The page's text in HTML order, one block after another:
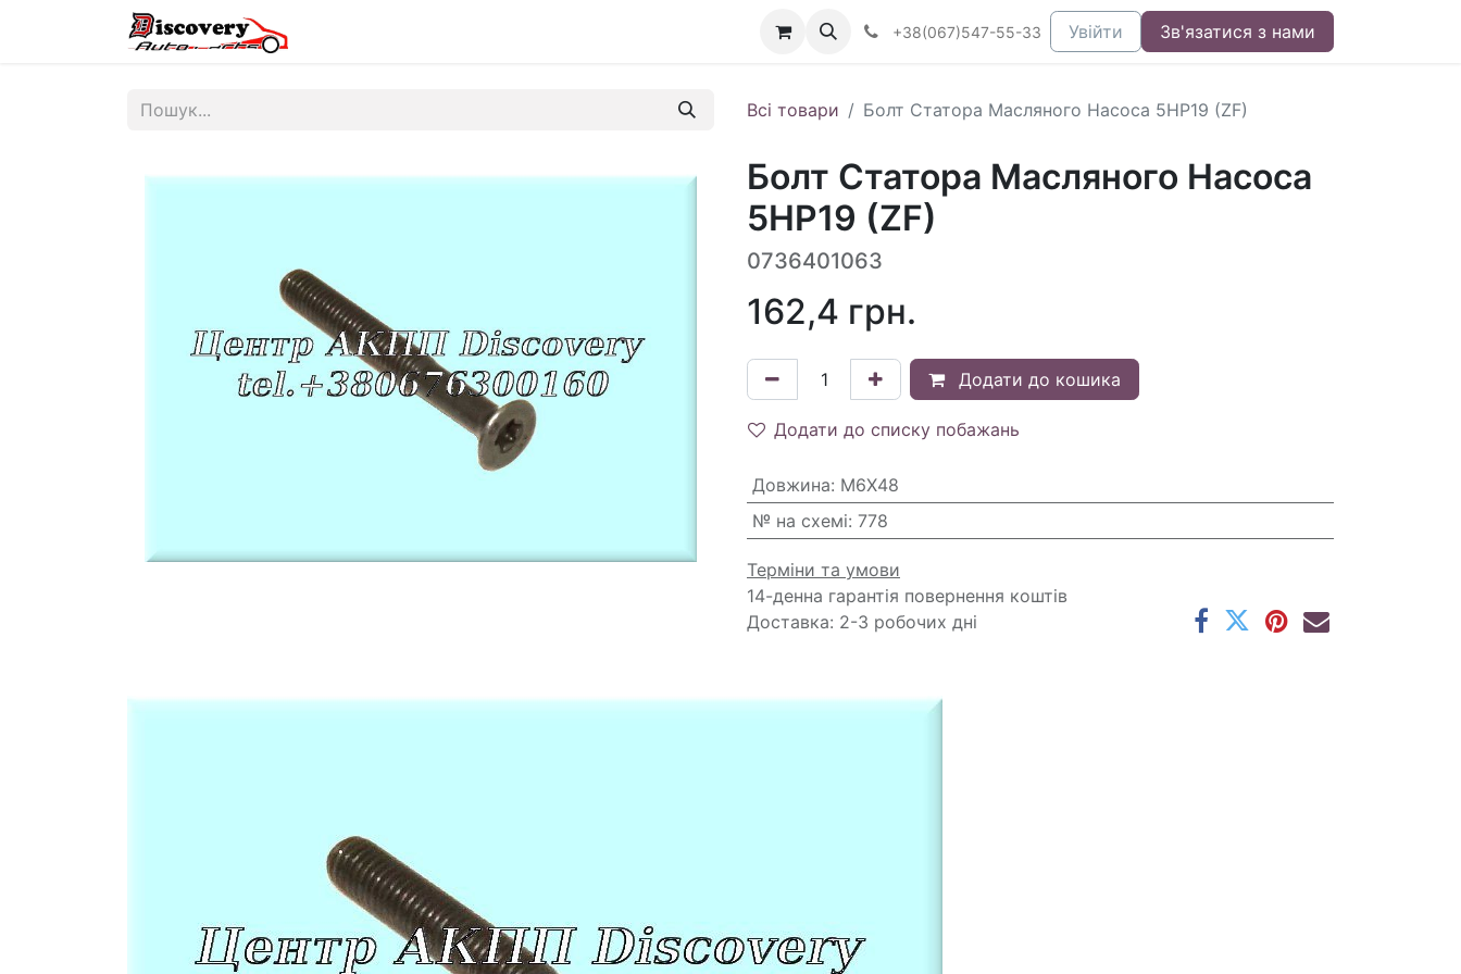
+38(067)547-55-33 Увійти Зв'язатися з нами
Всі товари Болт Статора Масляного Насоса 5HP19 (ZF)
Болт Статора Масляного Насоса
5HP19 (ZF)
0736401063
162,4 грн.
Додати до кошика
Додати до списку побажань
Довжина: M6X48
№ на схемі: 778
Терміни та умови
14-денна гарантія повернення коштів
Доставка: 2-3 робочих дні